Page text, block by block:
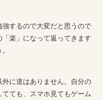
するので大変だと思うので
楽」になって返ってきます
に道はありません。自分の
ても、スマホ見てもゲーム